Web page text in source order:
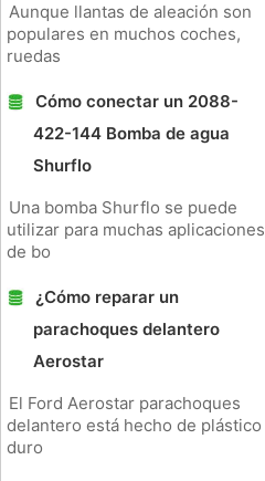
Aunque llantas de aleación son
populares en muchos coches,
ruedas
Cómo conectar un 2088-
422-144 Bomba de agua
Shurflo
Una bomba Shurflo se puede
utilizar para muchas aplicaciones
de bo
¿Cómo reparar un
parachoques delantero
Aerostar
El Ford Aerostar parachoques
delantero está hecho de plástico
duro